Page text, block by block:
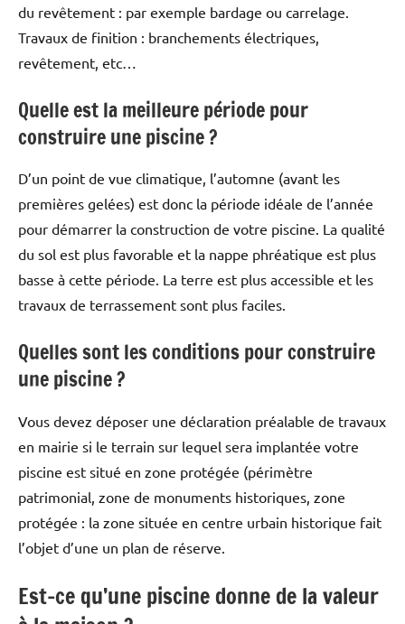
du revêtement : par exemple bardage ou carrelage.
Travaux de finition : branchements électriques,
revêtement, etc…
Quelle est la meilleure période pour
construire une piscine ?
D’un point de vue climatique, l’automne (avant les
premières gelées) est donc la période idéale de l’année
pour démarrer la construction de votre piscine. La qualité
du sol est plus favorable et la nappe phréatique est plus
basse à cette période. La terre est plus accessible et les
travaux de terrassement sont plus faciles.
Quelles sont les conditions pour construire
une piscine ?
Vous devez déposer une déclaration préalable de travaux
en mairie si le terrain sur lequel sera implantée votre
piscine est situé en zone protégée (périmètre
patrimonial, zone de monuments historiques, zone
protégée : la zone située en centre urbain historique fait
l’objet d’une un plan de réserve.
Est-ce qu’une piscine donne de la valeur